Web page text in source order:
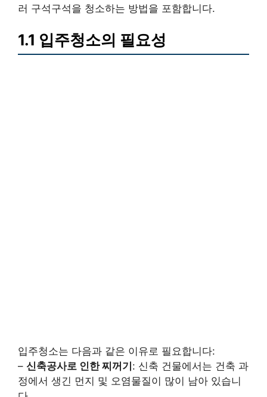
러 구석구석을 청소하는 방법을 포함합니다.
1.1 입주청소의 필요성
입주청소는 다음과 같은 이유로 필요합니다:
– 신축공사로 인한 찌꺼기 : 신축 건물에서는 건축 과
정에서 생긴 먼지 및 오염물질이 많이 남아 있습니